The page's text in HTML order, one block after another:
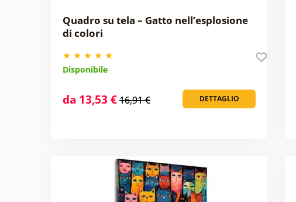
Quadro su tela – Gatto nell’esplosione
di colori
Disponibile
DETTAGLIO
da 13,53 €16,91 €